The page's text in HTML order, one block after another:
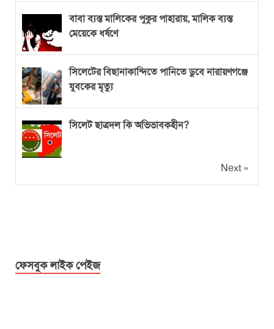
বাবা ব্যস্ত মালিকের পুকুর পাহারায়, মালিক ব্যস্ত
মেয়েকে ধর্ষণে
সিলেটের বিছানাকান্দিতে পানিতে ডুবে নারায়ণগঞ্জে
যুবকের মৃত্যু
সিলেট ছাত্রদল কি অভিভাবকহীন?
Next »
ফেসবুক লাইক পেইজ